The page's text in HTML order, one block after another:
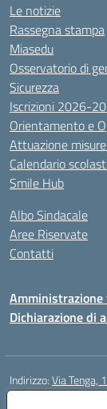
Le notizie
Rassegna stampa
Miasedu
Osservatorio di
Sicurezza
Iscrizioni 2026-
Orientamento e
Attuazione
Calendario
Smile Hub
Albo Sindacale
Aree Riservate
Contatti
Dichiarazione di
Indirizzo:Via Tenga,
Centralino: